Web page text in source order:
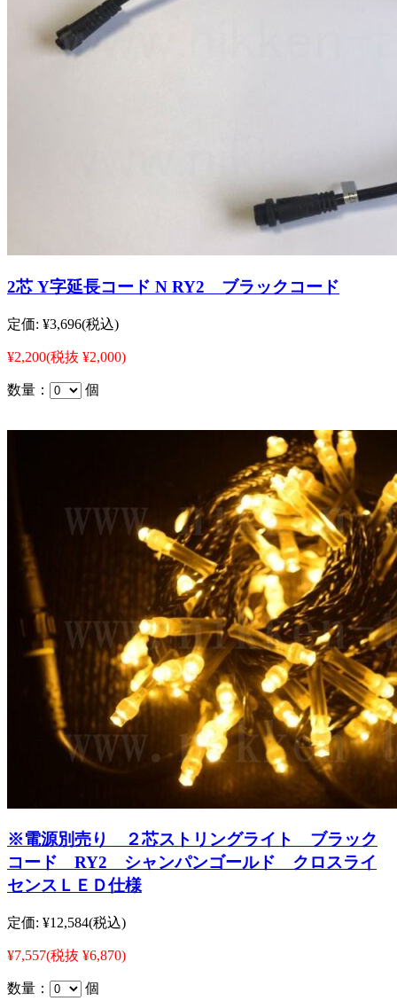
2芯 Y字延長コード N RY2 ブラックコード
定価: ¥3,696(税込)
¥2,200(税抜 ¥2,000)
数量： 個
※電源別売り ２芯ストリングライト ブラック
コード RY2 シャンパンゴールド クロスライ
センスＬＥＤ仕様
定価: ¥12,584(税込)
¥7,557(税抜 ¥6,870)
数量： 個